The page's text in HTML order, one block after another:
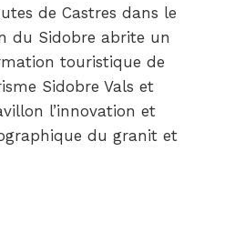
de Castres dans le
du Sidobre abrite un
touristique de
Sidobre Vals et
l’innovation et
du granit et